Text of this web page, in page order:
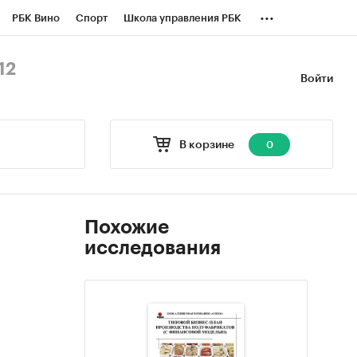
РБК Вино Спорт Школа управления РБК ...
Войти
В корзине 0
Похожие
исследования